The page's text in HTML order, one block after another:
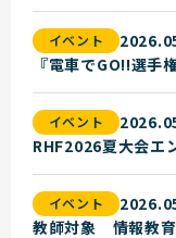
イベント
『電車でGO!!選手
イベント
RHF2026夏大会エ
イベント